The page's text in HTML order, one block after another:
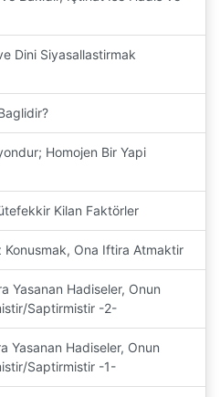
Dini Siyasallastirmak
Homojen Bir Yapi
Kilan Faktörler
Konusmak, Ona Iftira Atmaktir
Yasanan Hadiseler, Onun
Saptirmistir -2-
Yasanan Hadiseler, Onun
Saptirmistir -1-